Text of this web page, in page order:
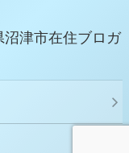
津市在住ブロガ